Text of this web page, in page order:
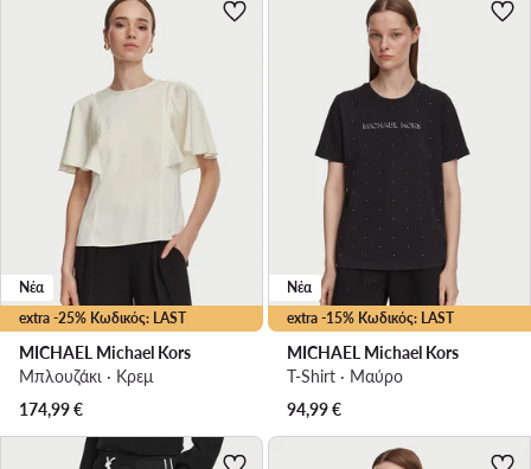
extra -25% Κωδικός: LAST
Νέα
MICHAEL Michael Kors
Μπλουζάκι · Κρεμ
174,99€
extra -15% Κωδικός: LAST
Νέα
MICHAEL Michael Kors
T-Shirt · Μαύρο
94,99€